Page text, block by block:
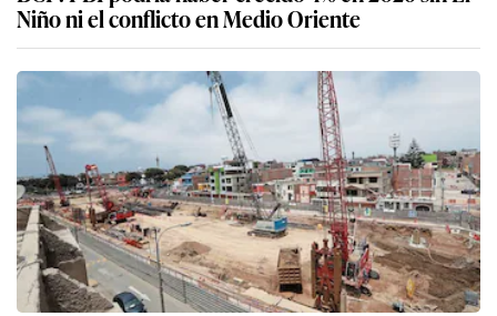
Niño ni el conflicto en Medio Oriente